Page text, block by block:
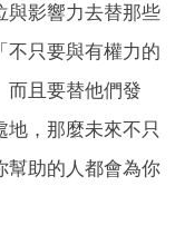
與影響力去替那些
不只要與有權力的
而且要替他們發
地，那麼未來不只
幫助的人都會為你